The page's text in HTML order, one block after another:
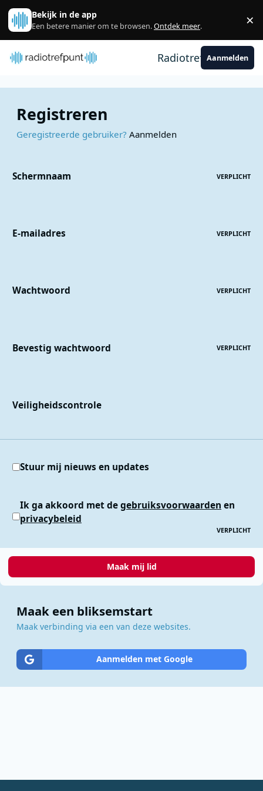
Spring naar bijdragen
Bekijk in de app
Een betere manier om te browsen.Ontdek meer. ×
RadiotrefpuntAanmelden
Registreren
Geregistreerde gebruiker? Aanmelden
Schermnaam VERPLICHT
E-mailadres VERPLICHT
Wachtwoord VERPLICHT
Bevestig wachtwoord VERPLICHT
Veiligheidscontrole
Stuur mij nieuws en updates
Ik ga akkoord met degebruiksvoorwaarden en
privacybeleid
VERPLICHT
Maak mij lid
Maak een bliksemstart
Maak verbinding via een van deze websites.
Aanmelden met Google